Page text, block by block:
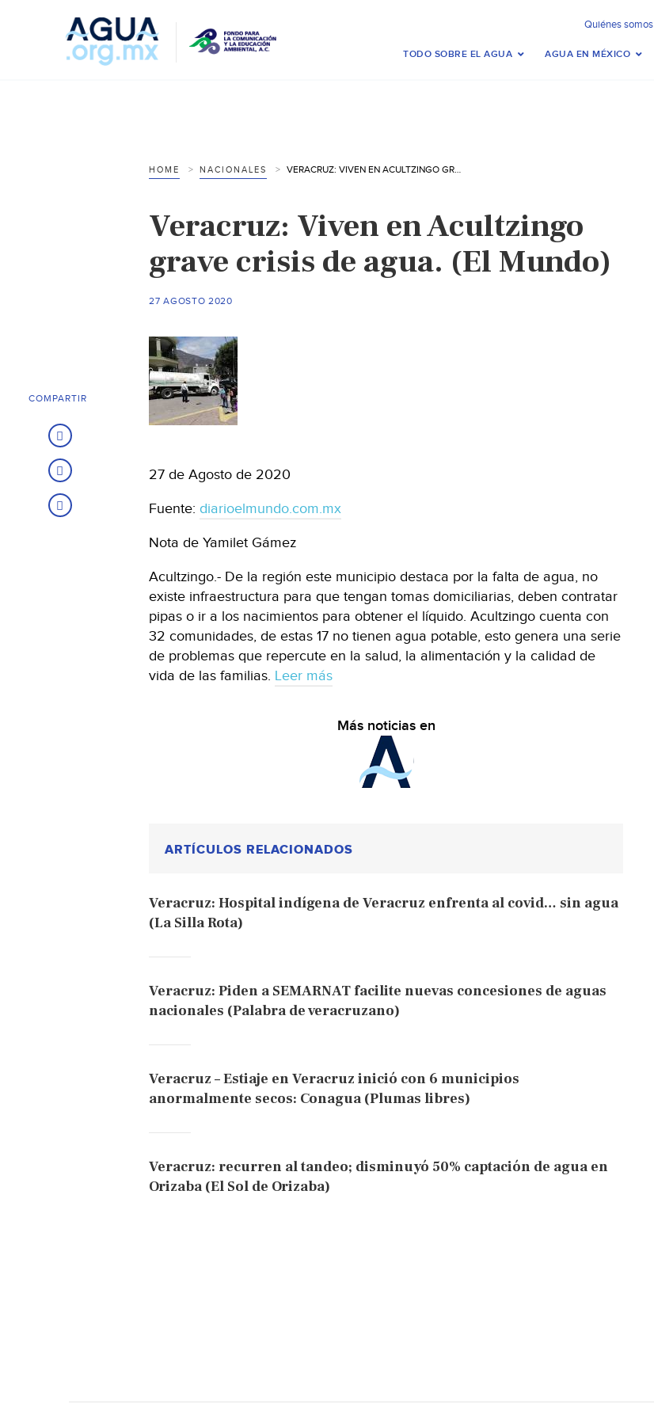
Quiénes somos
TODO SOBRE EL AGUA AGUA EN MÉXICO
HOME NACIONALES VERACRUZ: VIVEN EN ACULTZINGO GRAVE CRISIS DE AGUA. (EL MUNDO)
Veracruz: Viven en Acultzingo
grave crisis de agua. (El Mundo)
27 AGOSTO 2020
27 de Agosto de 2020
Fuente: diarioelmundo.com.mx
Nota de Yamilet Gámez
Acultzingo.- De la región este municipio destaca por la falta de agua, no
existe infraestructura para que tengan tomas domiciliarias, deben contratar
pipas o ir a los nacimientos para obtener el líquido. Acultzingo cuenta con
32 comunidades, de estas 17 no tienen agua potable, esto genera una serie
de problemas que repercute en la salud, la alimentación y la calidad de
vida de las familias. Leer más
Más noticias en
ARTÍCULOS RELACIONADOS
Veracruz: Hospital indígena de Veracruz enfrenta al covid… sin agua
(La Silla Rota)
Veracruz: Piden a SEMARNAT facilite nuevas concesiones de aguas
nacionales (Palabra de veracruzano)
Veracruz – Estiaje en Veracruz inició con 6 municipios
anormalmente secos: Conagua (Plumas libres)
Veracruz: recurren al tandeo; disminuyó 50% captación de agua en
Orizaba (El Sol de Orizaba)
COMPARTIR